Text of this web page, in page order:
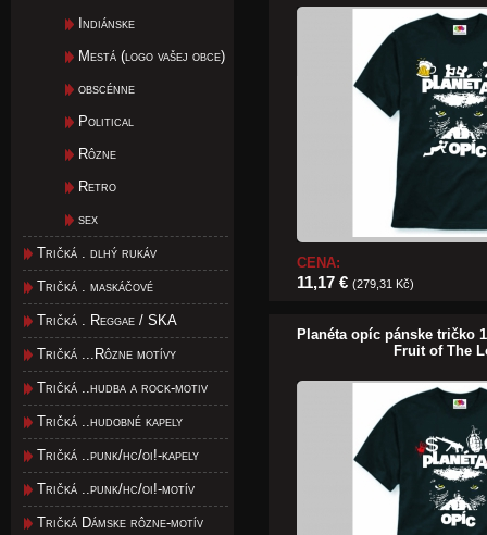
Indiánske
Mestá (logo vašej obce)
obscénne
Political
Rôzne
Retro
sex
Tričká . dlhý rukáv
Tričká . maskáčové
Tričká . Reggae / SKA
Tričká ...Rôzne motívy
Tričká ..hudba a rock-motiv
Tričká ..hudobné kapely
Tričká ..punk/hc/oi!-kapely
Tričká ..punk/hc/oi!-motív
Tričká Dámske rôzne-motív
CENA:
11,17 € (279,31 Kč)
Planéta opíc pánske tričko
Fruit of The